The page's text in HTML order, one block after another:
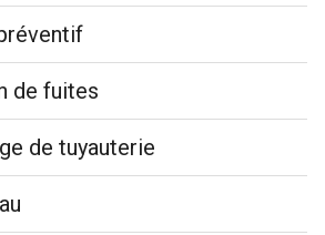
de fuites
de tuyauterie